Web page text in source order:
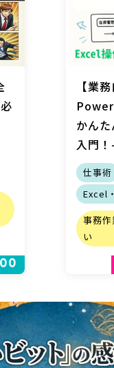
【業
かん
入門
仕事術
Excel
事務
い